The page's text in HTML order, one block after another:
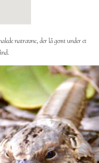
natravne, der lå gemt under et